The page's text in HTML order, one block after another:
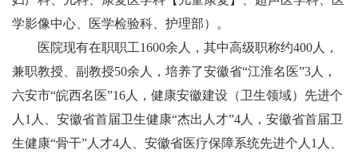
学影像中心 、医学检验科、护理部）。
医院现有在职职工1600余人，其中高级职称约400人，
兼职教授、副教授50余人，培养了安徽省“江淮名医”3人，
六安市“皖西名医”16人， 健康安徽建设（卫生领域）先进个
人1人、 安徽省首届卫生健康“杰出人才”4人，安徽省首届卫
生健康“骨干”人才4人、 安徽省医疗保障系统先进个人1人、